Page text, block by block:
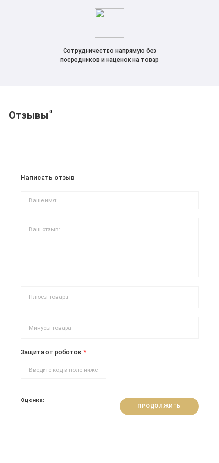
Сотрудничество напрямую без
посредников и наценок на товар
Отзывы 0
Написать отзыв
Защита от роботов
Оценка:
ПРОДОЛЖИТЬ